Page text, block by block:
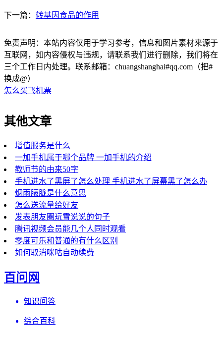
下一篇： 转基因食品的作用
免责声明：本站内容仅用于学习参考，信息和图片素材来源于
互联网，如内容侵权与违规，请联系我们进行删除，我们将在
三个工作日内处理。联系邮箱：chuangshanghai#qq.com（把#
换成@）
怎么买飞机票
其他文章
增值服务是什么
一加手机属于哪个品牌 一加手机的介绍
教师节的由来50字
手机进水了黑屏了怎么处理 手机进水了屏幕黑了怎么办
烟雨朦胧是什么意思
怎么送流量给好友
发表朋友圈玩雪说说的句子
腾讯视频会员能几个人同时观看
零度可乐和普通的有什么区别
如何取消咪咕自动续费
百问网
知识问答
综合百科